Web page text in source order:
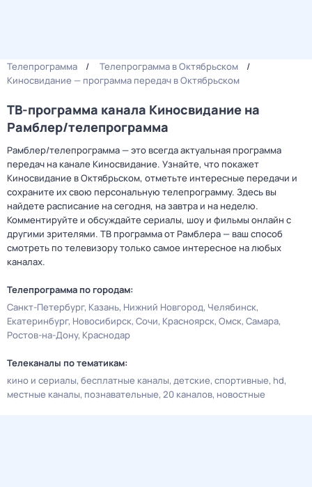
Телепрограмма
Телепрограмма в Октябрьском
Киносвидание — программа передач в Октябрьском
ТВ-программа канала Киносвидание на
Рамблер/телепрограмма
Рамблер/телепрограмма — это всегда актуальная программа
передач на канале Киносвидание. Узнайте, что покажет
Киносвидание в Октябрьском, отметьте интересные передачи и
сохраните их свою персональную телепрограмму. Здесь вы
найдете расписание на сегодня, на завтра и на неделю.
Комментируйте и обсуждайте сериалы, шоу и фильмы онлайн с
другими зрителями. ТВ программа от Рамблера — ваш способ
смотреть по телевизору только самое интересное на любых
каналах.
Телепрограмма по городам:
Санкт-Петербург Казань Нижний Новгород Челябинск
Екатеринбург Новосибирск Сочи Красноярск Омск Самара
Ростов-на-Дону Краснодар
Телеканалы по тематикам:
кино и сериалы бесплатные каналы детские спортивные hd
местные каналы познавательные 20 каналов новостные